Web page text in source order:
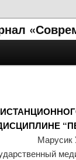
Марусик